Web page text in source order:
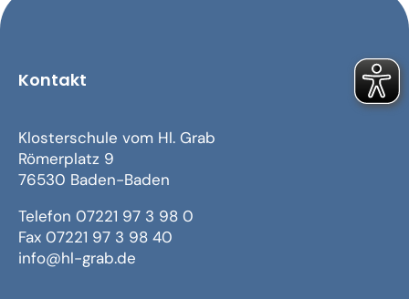
Kontakt
Klosterschule vom Hl. Grab
Römerplatz 9
76530 Baden-Baden
Telefon 07221 97 3 98 0
Fax 07221 97 3 98 40
info@hl-grab.de